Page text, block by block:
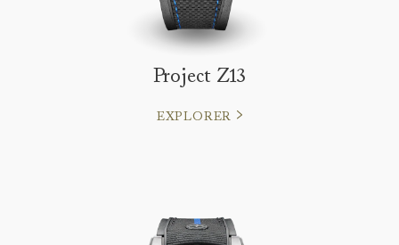
Project Z13
EXPLORER